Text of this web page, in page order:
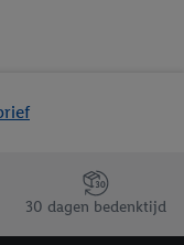
klant
30 dagen bedenktijd